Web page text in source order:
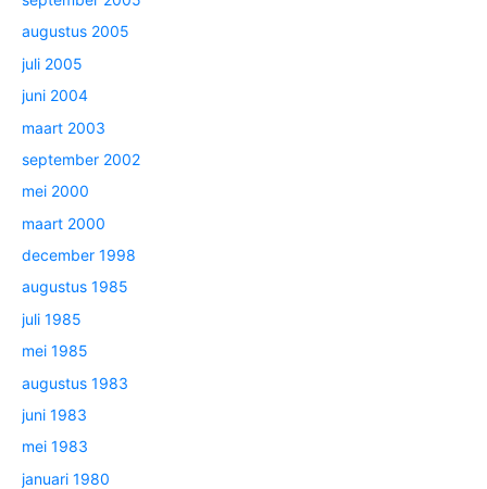
augustus 2005
juli 2005
juni 2004
maart 2003
september 2002
mei 2000
maart 2000
december 1998
augustus 1985
juli 1985
mei 1985
augustus 1983
juni 1983
mei 1983
januari 1980